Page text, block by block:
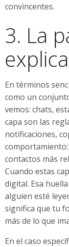
convincentes.
3. La
En términos
como un
vemos: chats,
capa son las
notificaciones,
contactos más
Cuando estas
digital. Esa
alguien esté
significa que tu
más de lo que
En el caso